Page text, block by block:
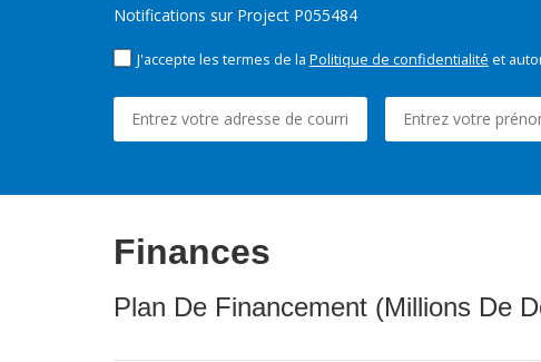
Notifications sur Project P055484
J'accepte les termes de la Politique de confidentialité et
Finances
Plan De Financement (Millions De